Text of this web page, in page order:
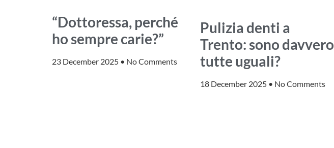
“Dottoressa, perché
ho sempre carie?”
23 December 2025 No Comments
Pulizia denti a
Trento: sono davvero
tutte uguali?
18 December 2025 No Comments